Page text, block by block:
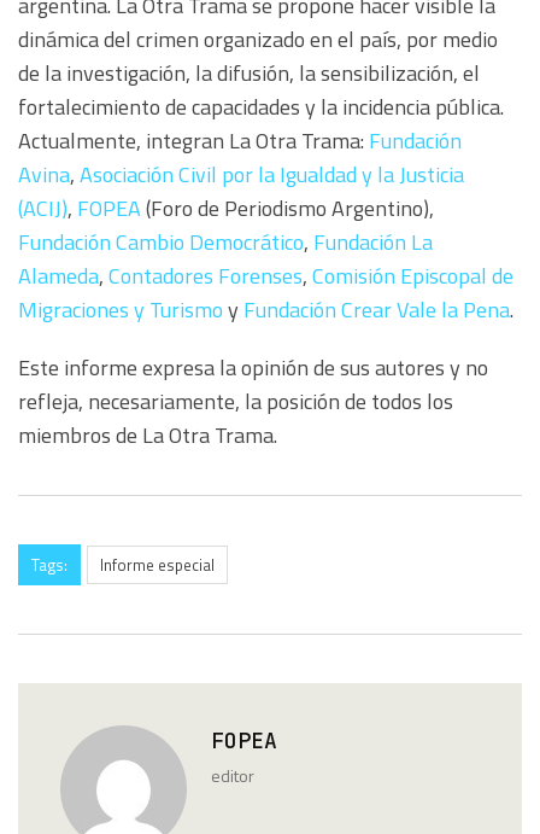
dinámica del crimen organizado en el país, por medio
de la investigación, la difusión, la sensibilización, el
fortalecimiento de capacidades y la incidencia pública.
Actualmente, integran La Otra Trama: Fundación
Avina,Asociación Civil por la Igualdad y la Justicia
(ACIJ), FOPEA(Foro de Periodismo Argentino),
Fundación Cambio Democrático, Fundación La
Alameda,Contadores Forenses,Comisión Episcopal de
Migraciones y Turismoy Fundación Crear Vale la Pena.
Este informe expresa la opinión de sus autores y no
refleja, necesariamente, la posición de todos los
miembros de La Otra Trama.
Tags: Informe especial
FOPEA
editor